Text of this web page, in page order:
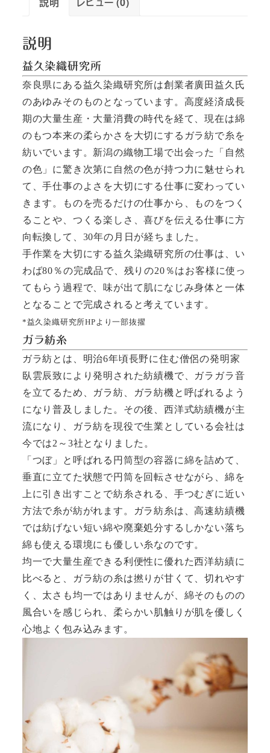
洗
え
る
ふ
き
ん
個
説明
益久染織研究所
奈良県にある益久染織研究所は創業者廣田益久氏
のあゆみそのものとなっています。高度経済成長
期の大量生産・大量消費の時代を経て、現在は綿
のもつ本来の柔らかさを大切にするガラ紡で糸を
紡いでいます。新潟の織物工場で出会った「自然
の色」に驚き次第に自然の色が持つ力に魅せられ
て、手仕事のよさを大切にする仕事に変わってい
きます。ものを売るだけの仕事から、ものをつく
ることや、つくる楽しさ、喜びを伝える仕事に方
向転換して、30年の月日が経ちました。
手作業を大切にする益久染織研究所の仕事は、い
わば80％の完成品で、残りの20％はお客様に使っ
てもらう過程で、味が出て肌になじみ身体と一体
となることで完成されると考えています。
*益久染織研究所HPより一部抜擢
ガラ紡糸
ガラ紡とは、明治6年頃長野に住む僧侶の発明家
臥雲辰致により発明された紡績機で、ガラガラ音
を立てるため、ガラ紡、ガラ紡機と呼ばれるよう
になり普及しました。その後、西洋式紡績機が主
流になり、ガラ紡を現役で生業としている会社は
今では2～3社となりました。
「つぼ」と呼ばれる円筒型の容器に綿を詰めて、
垂直に立てた状態で円筒を回転させながら、綿を
上に引き出すことで紡糸される、手つむぎに近い
方法で糸が紡がれます。ガラ紡糸は、高速紡績機
では紡げない短い綿や廃棄処分するしかない落ち
綿も使える環境にも優しい糸なのです。
均一で大量生産できる利便性に優れた西洋紡績に
比べると、ガラ紡の糸は撚りが甘くて、切れやす
く、太さも均一ではありませんが、綿そのものの
風合いを感じられ、柔らかい肌触りが肌を優しく
心地よく包み込みます。